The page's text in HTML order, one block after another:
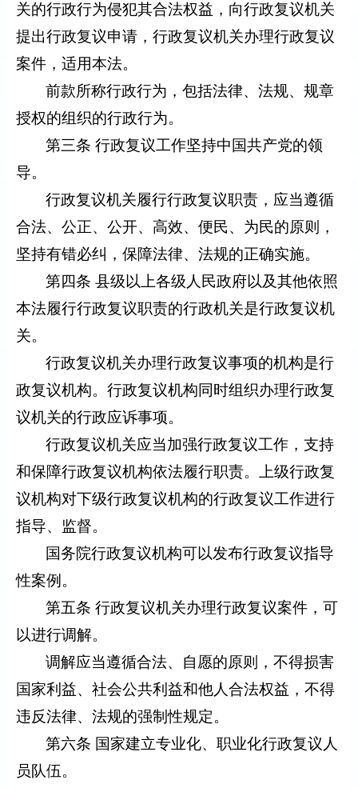
关的行政行为侵犯其合法权益，向行政复议机关
提出行政复议申请，行政复议机关办理行政复议
案件，适用本法。
前款所称行政行为，包括法律、法规、规章
授权的组织的行政行为。
第三条 行政复议工作坚持中国共产党的领
导。
行政复议机关履行行政复议职责，应当遵循
合法、公正、公开、高效、便民、为民的原则，
坚持有错必纠，保障法律、法规的正确实施。
第四条 县级以上各级人民政府以及其他依照
本法履行行政复议职责的行政机关是行政复议机
关。
行政复议机关办理行政复议事项的机构是行
政复议机构。行政复议机构同时组织办理行政复
议机关的行政应诉事项。
行政复议机关应当加强行政复议工作，支持
和保障行政复议机构依法履行职责。上级行政复
议机构对下级行政复议机构的行政复议工作进行
指导、监督。
国务院行政复议机构可以发布行政复议指导
性案例。
第五条 行政复议机关办理行政复议案件，可
以进行调解。
调解应当遵循合法、自愿的原则，不得损害
国家利益、社会公共利益和他人合法权益，不得
违反法律、法规的强制性规定。
第六条 国家建立专业化、职业化行政复议人
员队伍。